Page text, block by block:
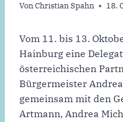
VonChristian Spahn 18.
Vom 11. bis 13.
Hainburg eine
österreichischen
Bürgermeister
gemeinsam mit den
Artmann, Andrea